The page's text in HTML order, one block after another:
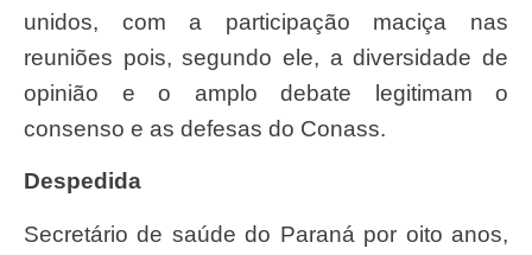
unidos, com a participação maciça nas
reuniões pois, segundo ele, a diversidade de
opinião e o amplo debate legitimam o
consenso e as defesas do Conass.
Despedida
Secretário de saúde do Paraná por oito anos,